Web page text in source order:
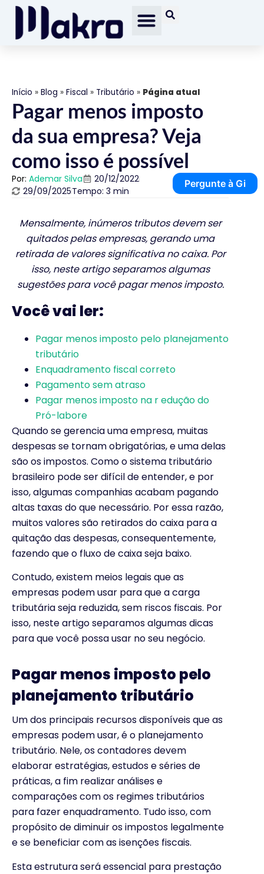
Início » Blog » Fiscal » Tributário » Página atual
Pagar menos imposto
da sua empresa? Veja
como isso é possível
Por: Ademar Silva
20/12/2022
29/09/2025Tempo: 3 min
Pergunte à Gi
Mensalmente, inúmeros tributos devem ser
quitados pelas empresas, gerando uma
retirada de valores significativa no caixa. Por
isso, neste artigo separamos algumas
sugestões para você pagar menos imposto.
Você vai ler:
Pagar menos imposto pelo planejamento
tributário
Enquadramento fiscal correto
Pagamento sem atraso
Pagar menos imposto na r edução do
Pró-labore
Quando se gerencia uma empresa, muitas
despesas se tornam obrigatórias, e uma delas
são os impostos. Como o sistema tributário
brasileiro pode ser difícil de entender, e por
isso, algumas companhias acabam pagando
altas taxas do que necessário. Por essa razão,
muitos valores são retirados do caixa para a
quitação das despesas, consequentemente,
fazendo que o fluxo de caixa seja baixo.
Contudo, existem meios legais que as
empresas podem usar para que a carga
tributária seja reduzida, sem riscos fiscais. Por
isso, neste artigo separamos algumas dicas
para que você possa usar no seu negócio.
Pagar menos imposto pelo
planejamento tributário
Um dos principais recursos disponíveis que as
empresas podem usar, é o planejamento
tributário. Nele, os contadores devem
elaborar estratégias, estudos e séries de
práticas, a fim realizar análises e
comparações com os regimes tributários
para fazer enquadramento. Tudo isso, com
propósito de diminuir os impostos legalmente
e se beneficiar com as isenções fiscais.
Esta estrutura será essencial para prestação